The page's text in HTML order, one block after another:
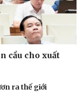
thời sự
cầu cho xuất
ra thế giới